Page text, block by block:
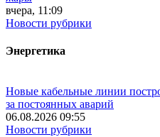
вчера, 11:09
Новости рубрики
Энергетика
Новые кабельные линии
за постоянных аварий
06.08.2026 09:55
Новости рубрики